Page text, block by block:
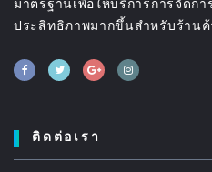
มาตรฐานเพื่อให้บริการการจัดก
ประสิทธิภาพมากขึ้นสำหรับร้านค้
ติดต่อเรา